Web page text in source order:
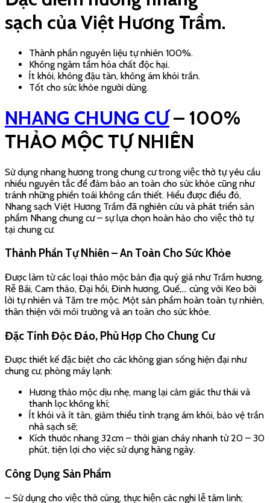
sạch của Việt Hương Trầm.
Thành phần nguyên liệu tự nhiên 100%.
Không ngâm tẩm hóa chất độc hại.
Ít khói, không đậu tàn, không ám khói trần.
Tốt cho sức khỏe người dùng.
NHANG CHUNG CƯ– 100%
THẢO MỘC TỰ NHIÊN
Sử dụng nhang hương trong chung cư trong việc thờ tự yêu cầu
nhiều nguyên tắc để đảm bảo an toàn cho sức khỏe cũng như
tránh những phiền toái không cần thiết. Hiểu được điều đó,
Nhang sạch Việt Hương Trầm đã nghiên cứu và phát triển sản
phẩm Nhang chung cư – sự lựa chọn hoàn hảo cho việc thờ tự
tại chung cư.
Thành Phần Tự Nhiên – An Toàn Cho Sức Khỏe
Được làm từ các loại thảo mộc bản địa quý giá như Trầm hương,
Rễ Bái, Cam thảo, Đại hồi, Đinh hương, Quế,… cùng với Keo bời
lời tự nhiên và Tăm tre mộc. Một sản phẩm hoàn toàn tự nhiên,
thân thiện với môi trường và an toàn cho sức khỏe.
Đặc Tính Độc Đáo, Phù Hợp Cho Chung Cư
Được thiết kế đặc biệt cho các không gian sống hiện đại như
chung cư, phòng máy lạnh:
Hương thảo mộc dịu nhẹ, mang lại cảm giác thư thái và
thanh lọc không khí;
Ít khói và ít tàn, giảm thiểu tình trạng ám khói, bảo vệ trần
nhà sạch sẽ;
Kích thước nhang 32cm – thời gian cháy nhanh từ 20 – 30
phút, tiện lợi cho việc sử dụng hàng ngày.
Công Dụng Sản Phẩm
– Sử dụng cho việc thờ cúng, thực hiện các nghi lễ tâm linh;